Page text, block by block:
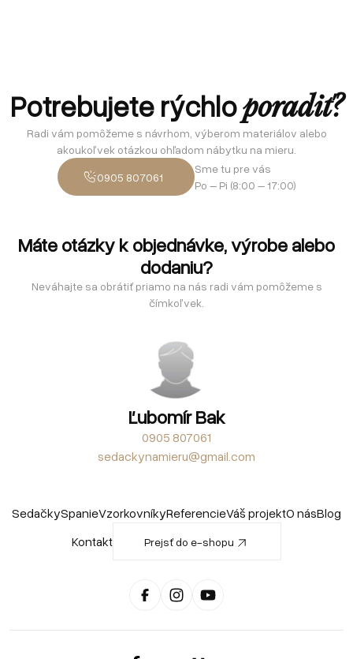
Potrebujete rýchloporadiť?
Radi vám pomôžeme s návrhom, výberom materiálov alebo
akoukoľvek otázkou ohľadom nábytku na mieru.
0905 807061
Sme tu pre vás
Po – Pi (8:00 – 17:00)
Máte otázky k objednávke, výrobe alebo
dodaniu?
Neváhajte sa obrátiť priamo na nás radi vám pomôžeme s
čímkoľvek.
Ľubomír Bak
0905 807061
sedackynamieru@gmail.com
SedačkySpanieVzorkovníkyReferencieVáš projektO násBlog
Kontakt
Prejsť do e-shopu